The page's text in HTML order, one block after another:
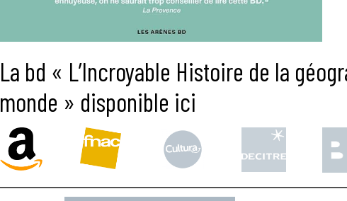
La bd « L’Incroyable Histoire de la
monde » disponible ici